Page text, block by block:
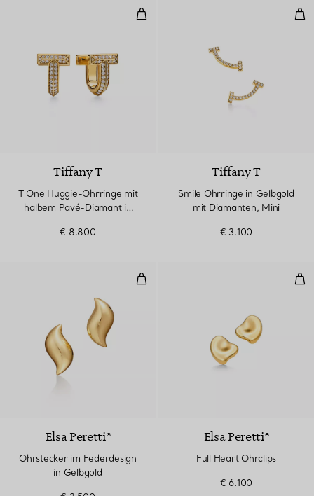
T One Huggie-Ohrringe mit
Tiffany T
T One Huggie-Ohrringe mit
halbem Pavé-Diamant in
€ 8.800
Tiffany T
Smile Ohrringe in Gelbgold
mit Diamanten, Mini
€ 3.100
Ohrstecker im Federdesign in
Elsa Peretti®
Ohrstecker im Federdesign
in Gelbgold
Elsa Peretti®
Full Heart Ohrclips
€ 6.100